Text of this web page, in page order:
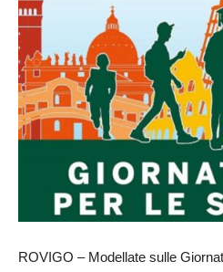
ROVIGO – Modellate sulle